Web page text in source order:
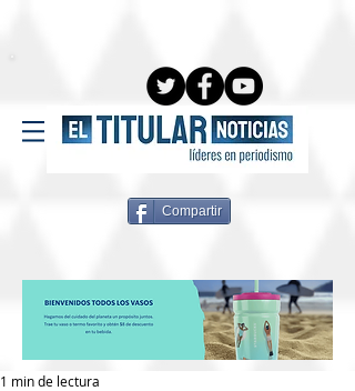
Compartir
1 min de lectura